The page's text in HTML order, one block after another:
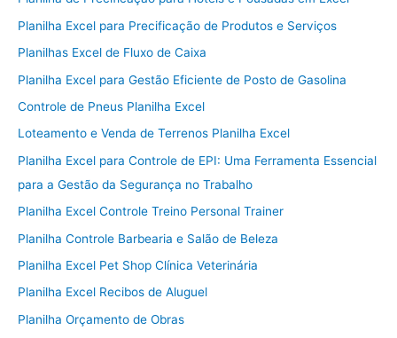
Planilha Excel para Precificação de Produtos e Serviços
Planilhas Excel de Fluxo de Caixa
Planilha Excel para Gestão Eficiente de Posto de Gasolina
Controle de Pneus Planilha Excel
Loteamento e Venda de Terrenos Planilha Excel
Planilha Excel para Controle de EPI: Uma Ferramenta Essencial
para a Gestão da Segurança no Trabalho
Planilha Excel Controle Treino Personal Trainer
Planilha Controle Barbearia e Salão de Beleza
Planilha Excel Pet Shop Clínica Veterinária
Planilha Excel Recibos de Aluguel
Planilha Orçamento de Obras